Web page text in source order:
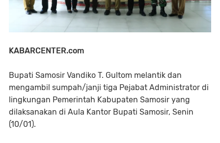
KABARCENTER.com
Bupati Samosir Vandiko T. Gultom melantik dan
mengambil sumpah/janji tiga Pejabat Administrator di
lingkungan Pemerintah Kabupaten Samosir yang
dilaksanakan di Aula Kantor Bupati Samosir, Senin
(10/01).